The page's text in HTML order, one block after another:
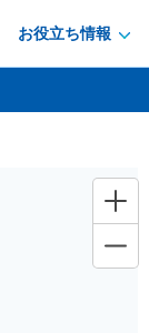
お役立ち情報